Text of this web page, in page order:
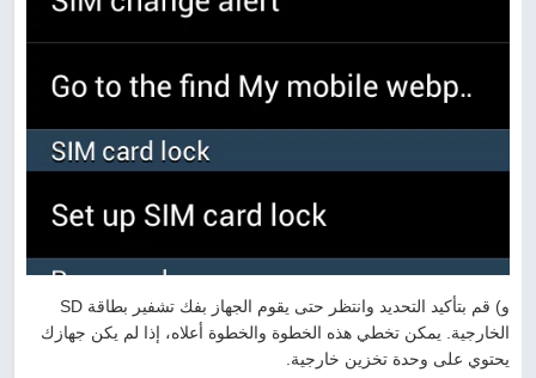
و) قم بتأكيد التحديد وانتظر حتى يقوم الجهاز بفك تشفير بطاقة SD
الخارجية. يمكن تخطي هذه الخطوة والخطوة أعلاه، إذا لم يكن جهازك
يحتوي على وحدة تخزين خارجية.